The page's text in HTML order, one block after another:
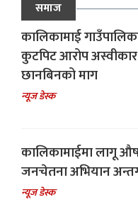
समाज
कालिकामाई
कुटपिट आरोप
छानबिनको माग
न्यूज डेस्क
कालिकामाईमा लागू
जनचेतना अभियान
न्यूज डेस्क